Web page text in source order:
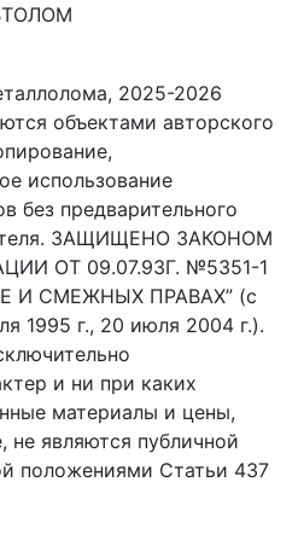
2025-2026
объектами авторского
использование
без предварительного
ЗАЩИЩЕНО ЗАКОНОМ
ОТ 09.07.93Г. №5351-1
И СМЕЖНЫХ ПРАВАХ” (с
1995 г., 20 июля 2004 г.).
и ни при каких
материалы и цены,
не являются публичной
положениями Статьи 437